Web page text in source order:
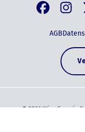
AGB
©2026Wien Energie